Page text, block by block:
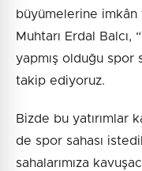
büyümelerine imkân
Muhtarı Erdal Balcı,
yapmış olduğu spor
takip ediyoruz.
Bizde bu yatırımlar
de spor sahası
sahalarımıza